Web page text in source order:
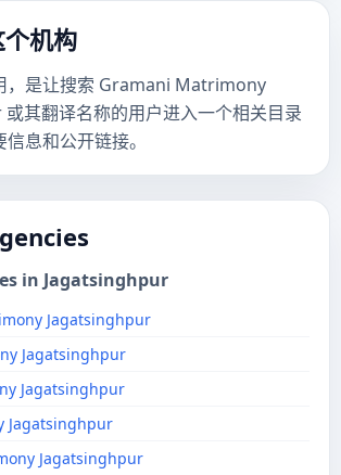
机构
，是让搜索 Gramani Matrimony
其翻译名称的用户进入一个相关目录
息和公开链接。
in Jagatsinghpur
Jagatsinghpur
Jagatsinghpur
Jagatsinghpur
Jagatsinghpur
Jagatsinghpur